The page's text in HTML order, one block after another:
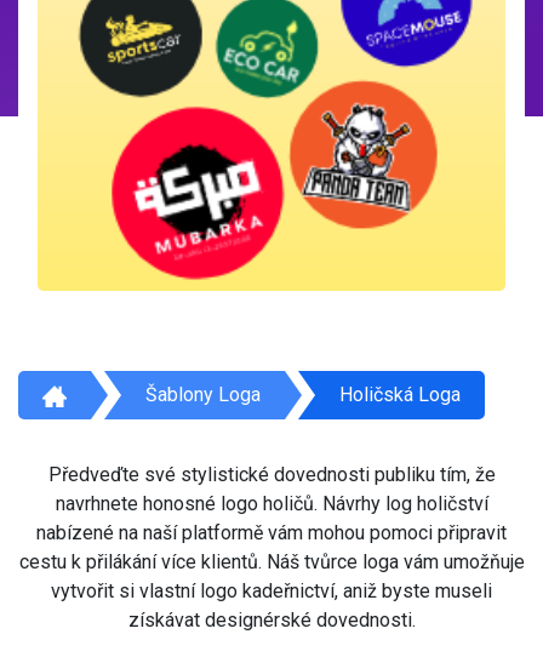
Šablony Loga Holičská Loga
Předveďte své stylistické dovednosti publiku tím, že
navrhnete honosné logo holičů. Návrhy log holičství
nabízené na naší platformě vám mohou pomoci připravit
cestu k přilákání více klientů. Náš tvůrce loga vám umožňuje
vytvořit si vlastní logo kadeřnictví, aniž byste museli
získávat designérské dovednosti.